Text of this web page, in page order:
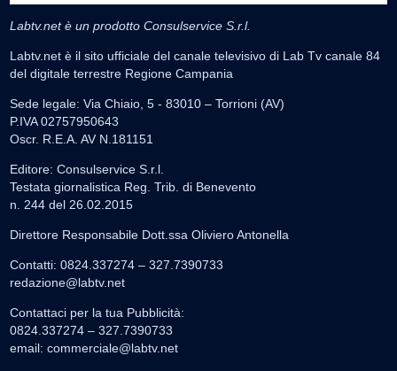
Labtv.net è un prodotto Consulservice S.r.l.
Labtv.net è il sito ufficiale del canale televisivo di Lab Tv canale 84
del digitale terrestre Regione Campania
Sede legale: Via Chiaio, 5 - 83010 – Torrioni (AV)
P.IVA 02757950643
Oscr. R.E.A. AV N.181151
Editore: Consulservice S.r.l.
Testata giornalistica Reg. Trib. di Benevento
n. 244 del 26.02.2015
Direttore Responsabile Dott.ssa Oliviero Antonella
Contatti: 0824.337274 – 327.7390733
redazione@labtv.net
Contattaci per la tua Pubblicità:
0824.337274 – 327.7390733
email: commerciale@labtv.net